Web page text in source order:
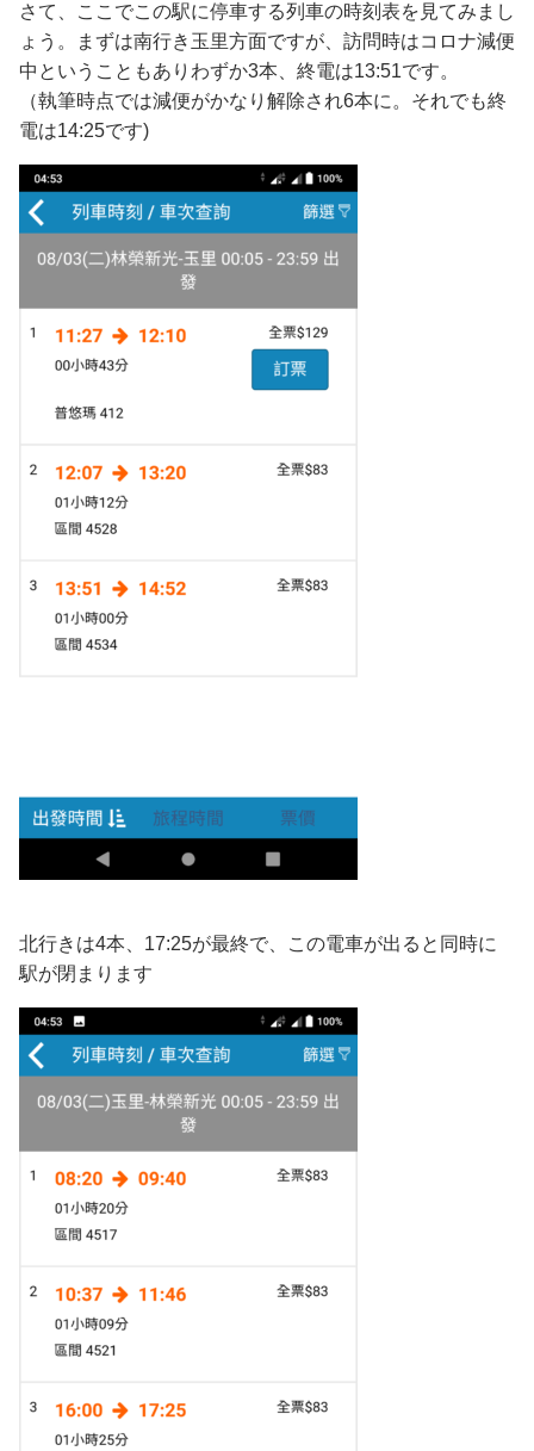
さて、ここでこの駅に停車する列車の時刻表を見てみまし
ょう。まずは南行き玉里方面ですが、訪問時はコロナ減便
中ということもありわずか3本、終電は13:51です。
（執筆時点では減便がかなり解除され6本に。それでも終
電は14:25です)
北行きは4本、17:25が最終で、この電車が出ると同時に
駅が閉まります